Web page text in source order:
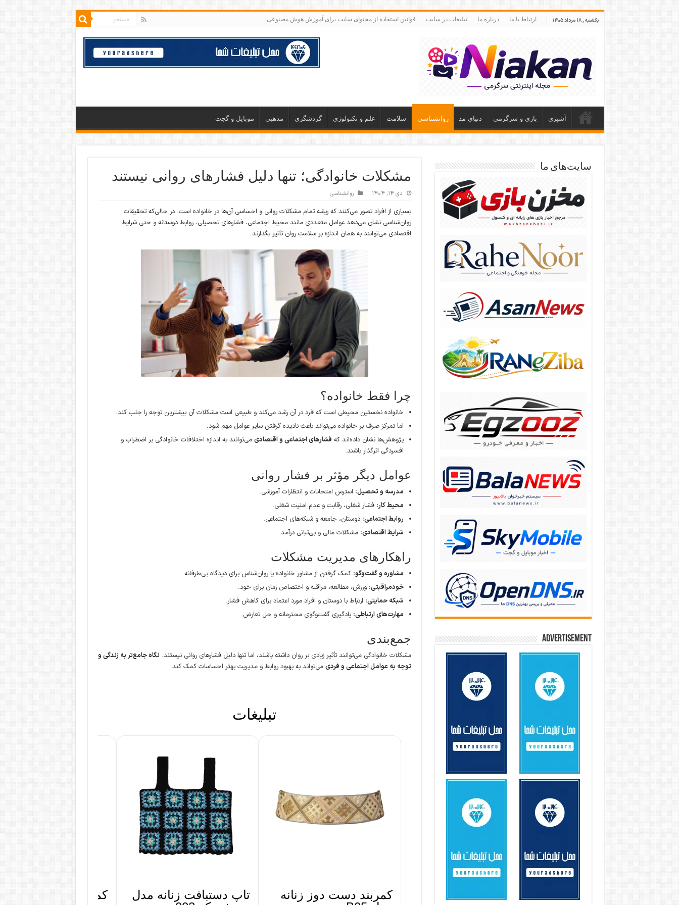
یکشنبه , ۱۸ مرداد ۱۴۰۵ ارتباط با ما درباره ما تبلیغات در سایت قوانین استفاده از محتوای سایت برای آموزش هوش مصنوعی
آشپزی بازی و سرگرمی دنیای مد روانشناسی سلامت علم و تکنولوژی گردشگری مذهبی موبایل و گجت
مشکلات خانوادگی؛ تنها دلیل فشارهای روانی نیستند
دی ۱۴, ۱۴۰۴ روانشناسی
بسیاری از افراد تصور می‌کنند که ریشه تمام مشکلات روانی و احساسی آن‌ها در خانواده است. در حالی‌که تحقیقات
روان‌شناسی نشان می‌دهد عوامل متعددی مانند محیط اجتماعی، فشارهای تحصیلی، روابط دوستانه و حتی شرایط
اقتصادی می‌توانند به همان اندازه بر سلامت روان تأثیر بگذارند.
چرا فقط خانواده؟
خانواده نخستین محیطی است که فرد در آن رشد می‌کند و طبیعی است مشکلات آن بیشترین توجه را جلب کند.
اما تمرکز صرف بر خانواده می‌تواند باعث نادیده گرفتن سایر عوامل مهم شود.
پژوهش‌ها نشان داده‌اند که فشارهای اجتماعی و اقتصادی می‌توانند به اندازه اختلافات خانوادگی بر اضطراب و
افسردگی اثرگذار باشند.
عوامل دیگر مؤثر بر فشار روانی
مدرسه و تحصیل: استرس امتحانات و انتظارات آموزشی.
محیط کار: فشار شغلی، رقابت و عدم امنیت شغلی.
روابط اجتماعی: دوستان، جامعه و شبکه‌های اجتماعی.
شرایط اقتصادی: مشکلات مالی و بی‌ثباتی درآمد.
راهکارهای مدیریت مشکلات
مشاوره و گفت‌وگو: کمک گرفتن از مشاور خانواده یا روان‌شناس برای دیدگاه بی‌طرفانه.
خودمراقبتی: ورزش، مطالعه، مراقبه و اختصاص زمان برای خود.
شبکه حمایتی: ارتباط با دوستان و افراد مورد اعتماد برای کاهش فشار.
مهارت‌های ارتباطی: یادگیری گفت‌وگوی محترمانه و حل تعارض.
جمع‌بندی
مشکلات خانوادگی می‌توانند تأثیر زیادی بر روان داشته باشند، اما تنها دلیل فشارهای روانی نیستند. نگاه جامع‌تر به زندگی و
توجه به عوامل اجتماعی و فردی می‌تواند به بهبود روابط و مدیریت بهتر احساسات کمک کند.
تبلیغات
کمربند دست دوز زنانه
تاپ دستبافت زنانه مدل
کمربند دست دوز
سایت‌های ما
Advertisement